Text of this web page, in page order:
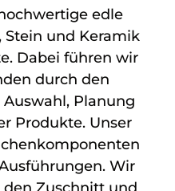
edle
Stein und Keramik
Dabei führen wir
durch den
Planung
Produkte. Unser
Wir